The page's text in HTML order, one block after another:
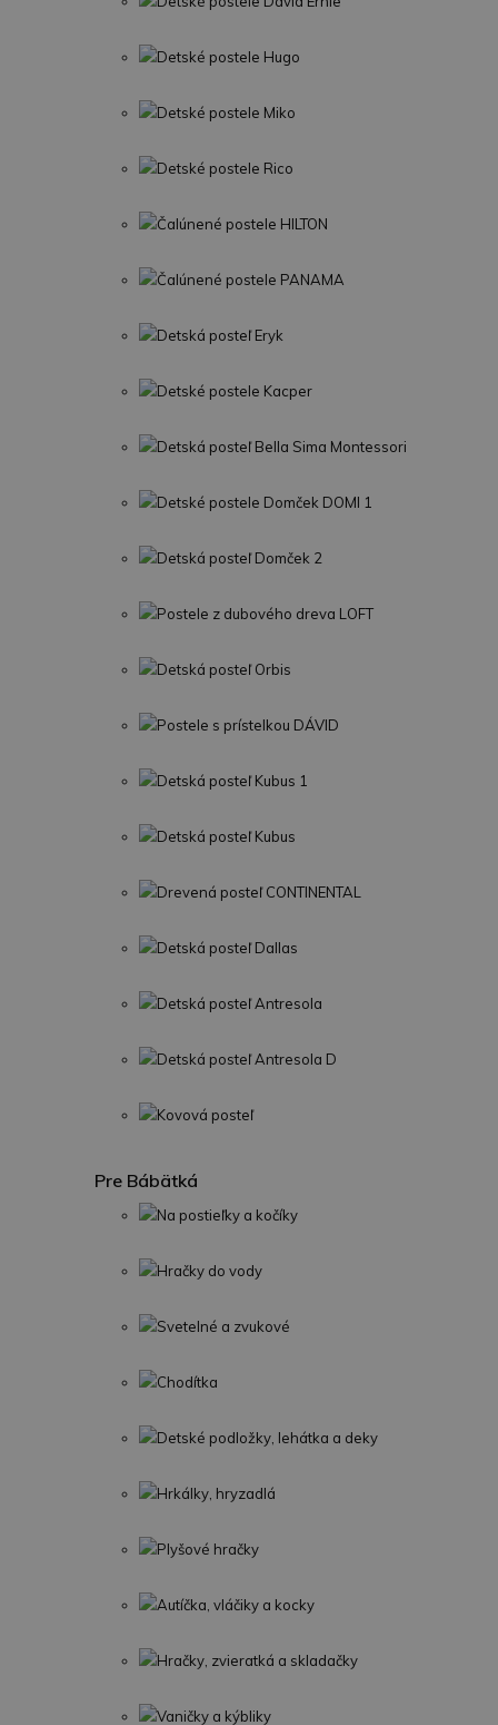
Detské postele Hugo
Detské postele Miko
Detské postele Rico
Čalúnené postele HILTON
Čalúnené postele PANAMA
Detská posteľ Eryk
Detské postele Kacper
Detská posteľ Bella Sima Montessori
Detské postele Domček DOMI 1
Detská posteľ Domček 2
Postele z dubového dreva LOFT
Detská posteľ Orbis
Postele s prístelkou DÁVID
Detská posteľ Kubus 1
Detská posteľ Kubus
Drevená posteľ CONTINENTAL
Detská posteľ Dallas
Detská posteľ Antresola
Detská posteľ Antresola D
Kovová posteľ
Pre Bábätká
Na postieľky a kočíky
Hračky do vody
Svetelné a zvukové
Chodítka
Detské podložky, lehátka a deky
Hrkálky, hryzadlá
Plyšové hračky
Autíčka, vláčiky a kocky
Hračky, zvieratká a skladačky
Vaničky a kýbliky